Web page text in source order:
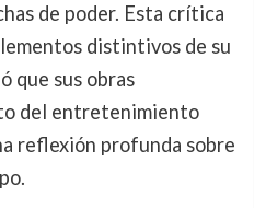
de poder. Esta crítica
distintivos de su
que sus obras
del entretenimiento
reflexión profunda sobre